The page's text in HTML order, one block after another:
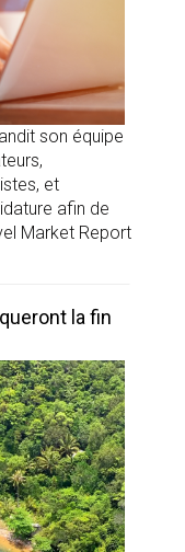
son équipe
et
afin de
Market Report
la fin